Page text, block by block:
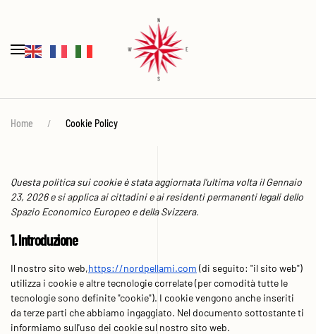
Home Cookie Policy
Questa politica sui cookie è stata aggiornata l'ultima volta il Gennaio
23, 2026 e si applica ai cittadini e ai residenti permanenti legali dello
Spazio Economico Europeo e della Svizzera.
1. Introduzione
Il nostro sito web,https://nordpellami.com (di seguito: "il sito web")
utilizza i cookie e altre tecnologie correlate (per comodità tutte le
tecnologie sono definite "cookie"). I cookie vengono anche inseriti
da terze parti che abbiamo ingaggiato. Nel documento sottostante ti
informiamo sull'uso dei cookie sul nostro sito web.